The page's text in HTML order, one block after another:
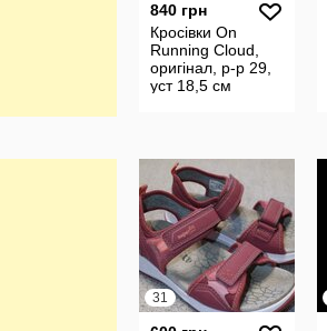
840 грн
Кросівки On
Running Cloud,
оригінал, р-р 29,
уст 18,5 см
31